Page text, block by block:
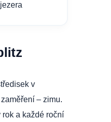
v
– zimu.
a každé roční